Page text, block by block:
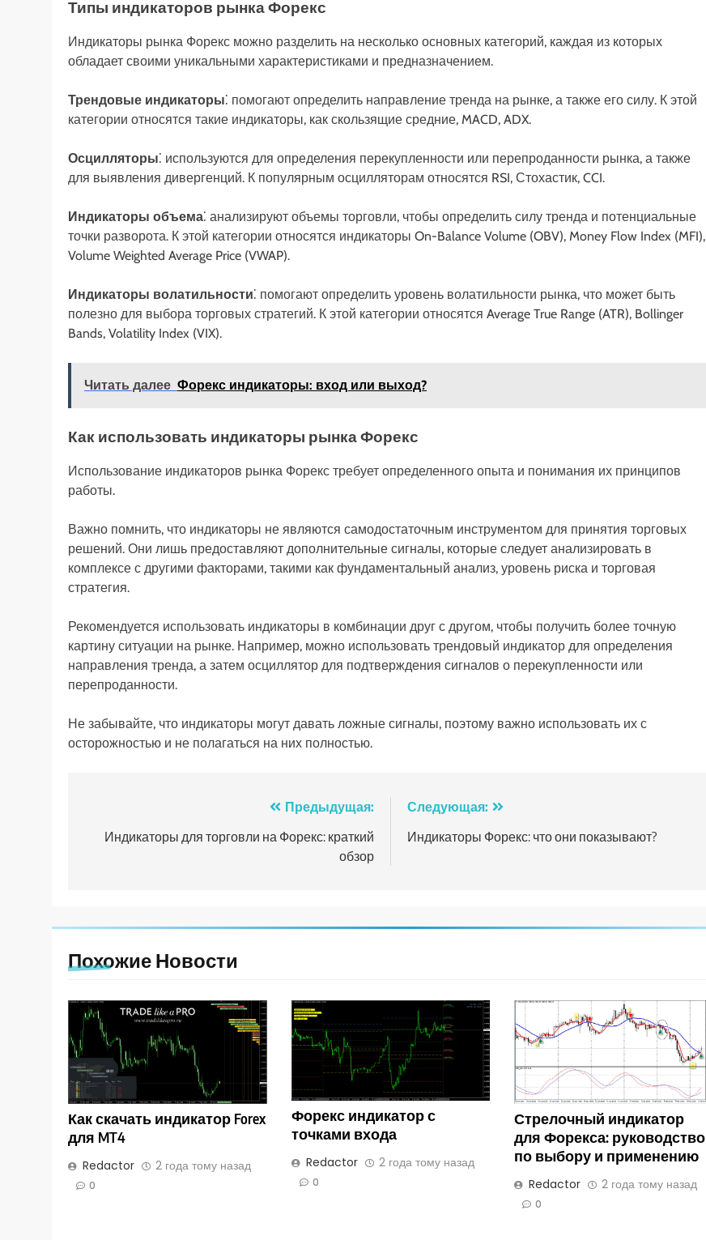
Типы индикаторов рынка Форекс
Индикаторы рынка Форекс можно разделить на несколько основных категорий, каждая из которых
обладает своими уникальными характеристиками и предназначением.
Трендовые индикаторы⁚ помогают определить направление тренда на рынке, а также его силу. К этой
категории относятся такие индикаторы, как скользящие средние, MACD, ADX.
Осцилляторы⁚ используются для определения перекупленности или перепроданности рынка, а также
для выявления дивергенций. К популярным осцилляторам относятся RSI, Стохастик, CCI.
Индикаторы объема⁚ анализируют объемы торговли, чтобы определить силу тренда и потенциальные
точки разворота. К этой категории относятся индикаторы On-Balance Volume (OBV), Money Flow Index (MFI),
Volume Weighted Average Price (VWAP).
Индикаторы волатильности⁚ помогают определить уровень волатильности рынка, что может быть
полезно для выбора торговых стратегий. К этой категории относятся Average True Range (ATR), Bollinger
Bands, Volatility Index (VIX).
Читать далее Форекс индикаторы: вход или выход?
Как использовать индикаторы рынка Форекс
Использование индикаторов рынка Форекс требует определенного опыта и понимания их принципов
работы.
Важно помнить, что индикаторы не являются самодостаточным инструментом для принятия торговых
решений. Они лишь предоставляют дополнительные сигналы, которые следует анализировать в
комплексе с другими факторами, такими как фундаментальный анализ, уровень риска и торговая
стратегия.
Рекомендуется использовать индикаторы в комбинации друг с другом, чтобы получить более точную
картину ситуации на рынке. Например, можно использовать трендовый индикатор для определения
направления тренда, а затем осциллятор для подтверждения сигналов о перекупленности или
перепроданности.
Не забывайте, что индикаторы могут давать ложные сигналы, поэтому важно использовать их с
осторожностью и не полагаться на них полностью.
по
Предыдущая:
Индикаторы для торговли на Форекс: краткий
обзор
Следующая:
Индикаторы Форекс: что они показывают?
Похожие Новости
Как скачать индикатор Forex
для MT4
Redactor 2 года тому назад
0
Форекс индикатор с
точками входа
Redactor 2 года тому назад
0
Стрелочный индикатор
для Форекса: руководство
по выбору и применению
Redactor 2 года тому назад
0